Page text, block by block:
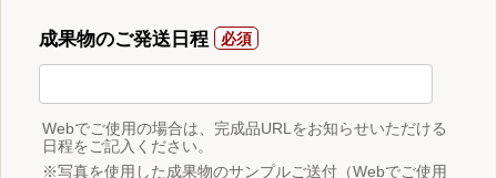
成果物のご発送日程
Webでご使用の場合は、完成品URLをお知らせいただける
日程をご記入ください。
※写真を使用した成果物のサンプルご送付（Webでご使用